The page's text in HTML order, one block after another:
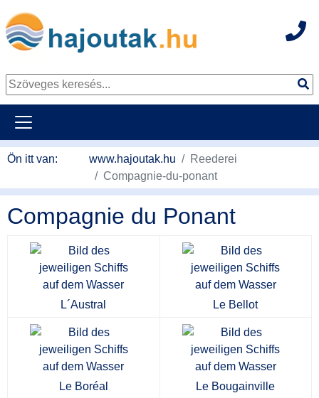
Ön itt van: www.hajoutak.hu
Reederei
Compagnie-du-ponant
Compagnie du Ponant
L´Austral Le Bellot
Le Boréal Le Bougainville